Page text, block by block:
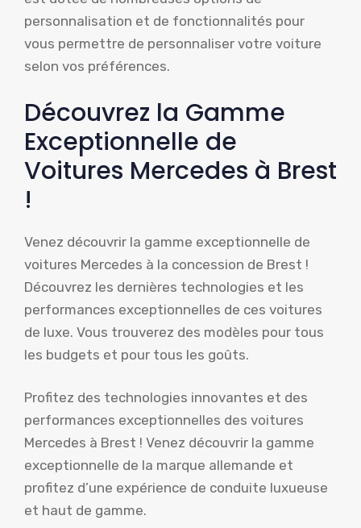
personnalisation et de fonctionnalités pour
vous permettre de personnaliser votre voiture
selon vos préférences.
Découvrez la Gamme
Exceptionnelle de
Voitures Mercedes à Brest
!
Venez découvrir la gamme exceptionnelle de
voitures Mercedes à la concession de Brest !
Découvrez les dernières technologies et les
performances exceptionnelles de ces voitures
de luxe. Vous trouverez des modèles pour tous
les budgets et pour tous les goûts.
Profitez des technologies innovantes et des
performances exceptionnelles des voitures
Mercedes à Brest ! Venez découvrir la gamme
exceptionnelle de la marque allemande et
profitez d’une expérience de conduite luxueuse
et haut de gamme.